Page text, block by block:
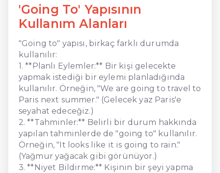
'Going To' Yapısının
Kullanım Alanları
"Going to" yapısı, birkaç farklı durumda
kullanılır:
1. **Planlı Eylemler:** Bir kişi gelecekte
yapmak istediği bir eylemi planladığında
kullanılır. Örneğin, "We are going to travel to
Paris next summer." (Gelecek yaz Paris'e
seyahat edeceğiz.)
2. **Tahminler:** Belirli bir durum hakkında
yapılan tahminlerde de "going to" kullanılır.
Örneğin, "It looks like it is going to rain."
(Yağmur yağacak gibi görünüyor.)
3. **Niyet Bildirme:** Kişinin bir şeyi yapma